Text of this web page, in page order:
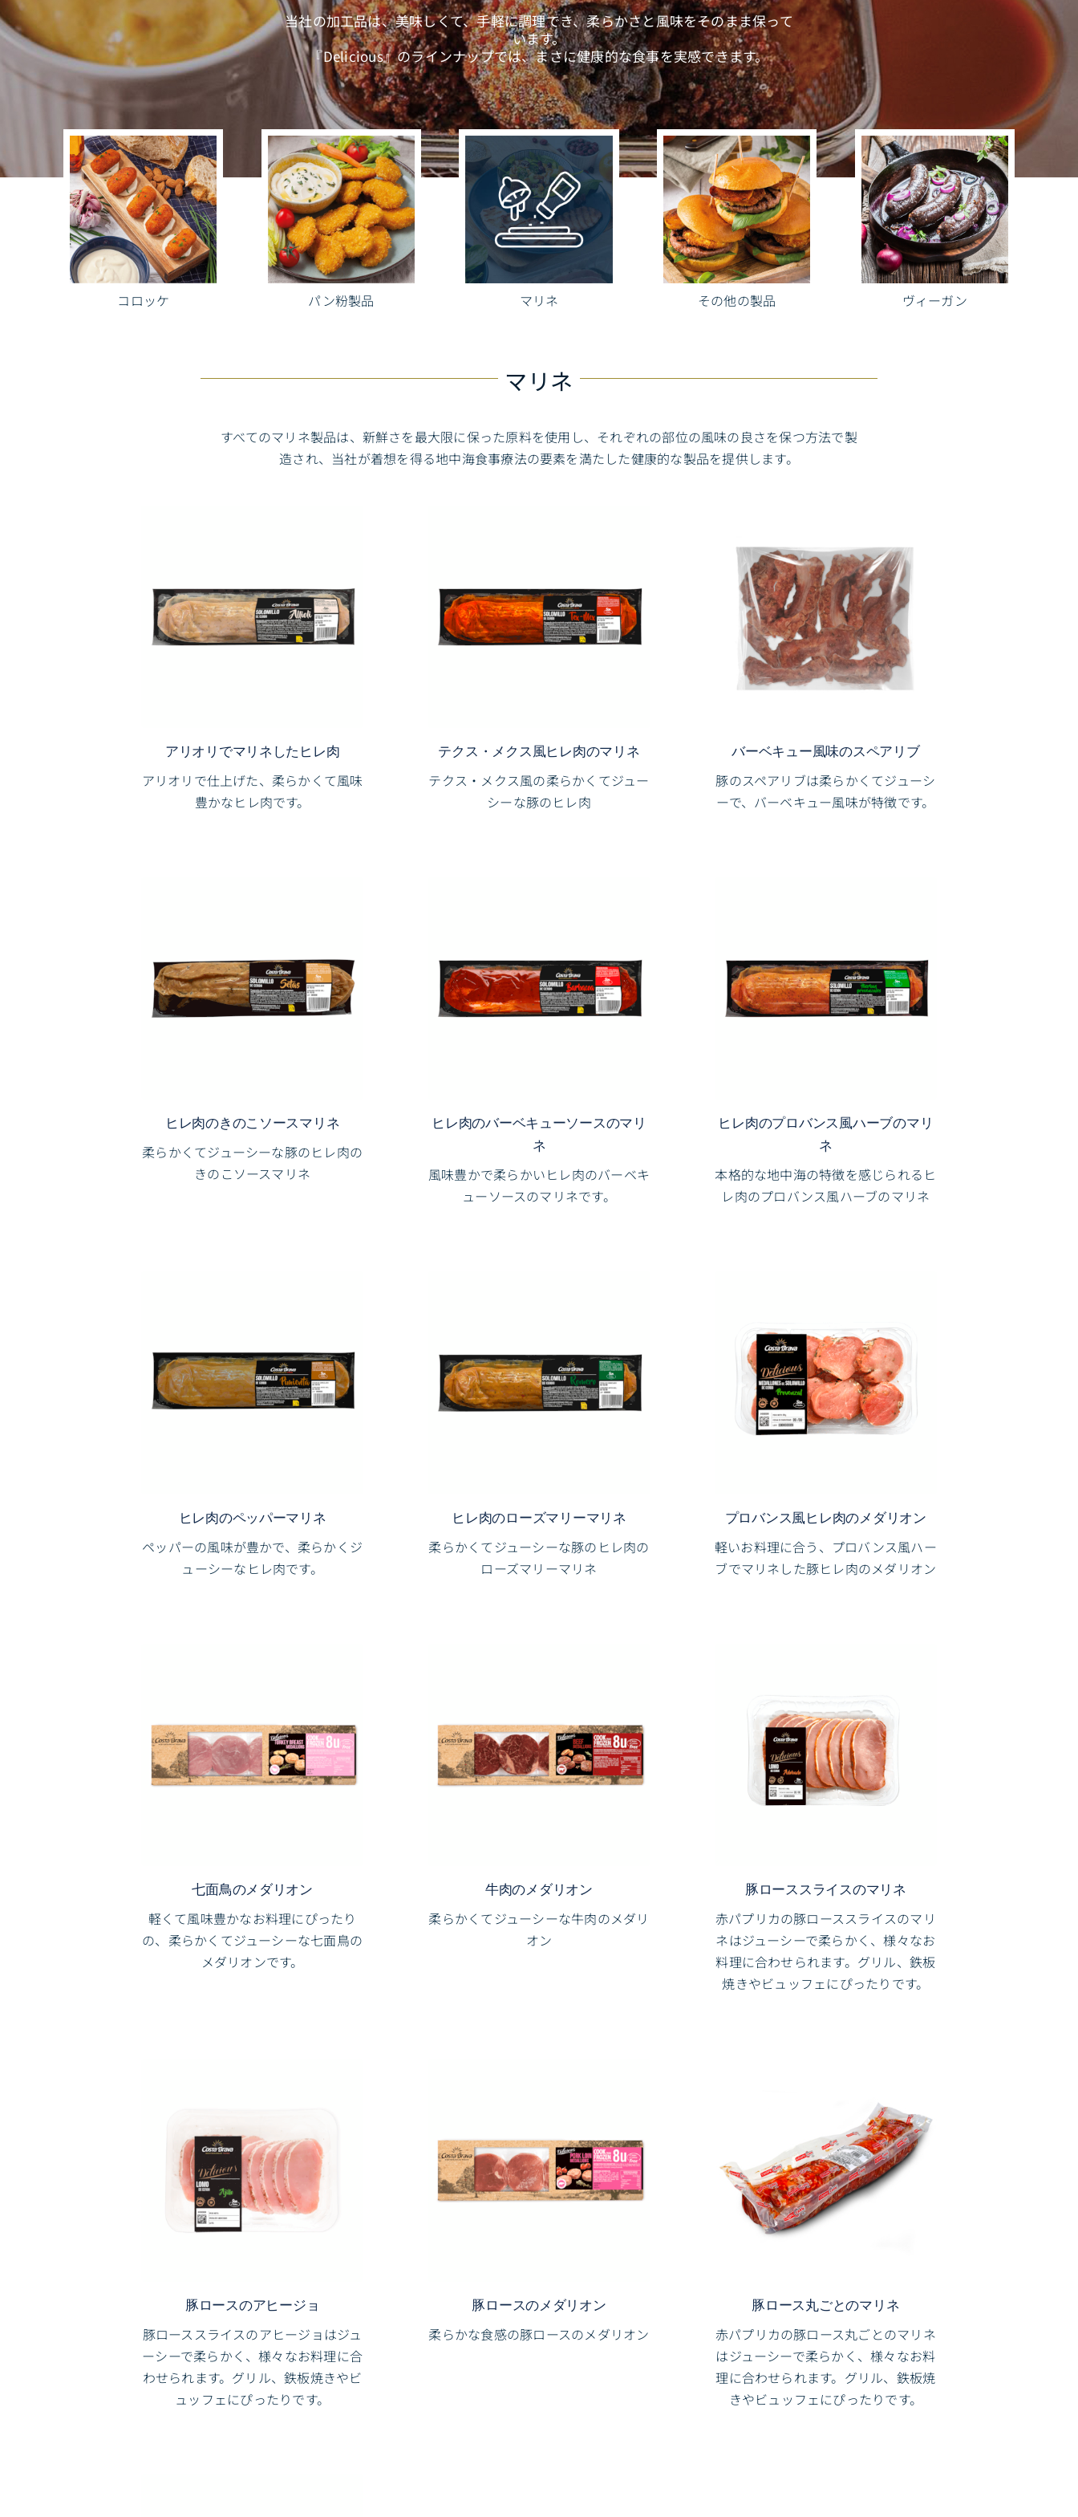
当社の加工品は、美味しくて、手軽に調理でき、柔らかさと風味をそのまま保って
います。
『Delicious』のラインナップでは、まさに健康的な食事を実感できます。
コロッケ パン粉製品 マリネ その他の製品 ヴィーガン
マリネ
すべてのマリネ製品は、新鮮さを最大限に保った原料を使用し、それぞれの部位の風味の良さを保つ方法で製
造され、当社が着想を得る地中海食事療法の要素を満たした健康的な製品を提供します。
アリオリでマリネしたヒレ肉
アリオリで仕上げた、柔らかくて風味
豊かなヒレ肉です。
テクス・メクス風ヒレ肉のマリネ
テクス・メクス風の柔らかくてジュー
シーな豚のヒレ肉
バーベキュー風味のスペアリブ
豚のスペアリブは柔らかくてジューシ
ーで、バーベキュー風味が特徴です。
ヒレ肉のきのこソースマリネ
柔らかくてジューシーな豚のヒレ肉の
きのこソースマリネ
ヒレ肉のバーベキューソースのマリ
ネ
風味豊かで柔らかいヒレ肉のバーベキ
ューソースのマリネです。
ヒレ肉のプロバンス風ハーブのマリ
ネ
本格的な地中海の特徴を感じられるヒ
レ肉のプロバンス風ハーブのマリネ
ヒレ肉のペッパーマリネ
ペッパーの風味が豊かで、柔らかくジ
ューシーなヒレ肉です。
ヒレ肉のローズマリーマリネ
柔らかくてジューシーな豚のヒレ肉の
ローズマリーマリネ
プロバンス風ヒレ肉のメダリオン
軽いお料理に合う、プロバンス風ハー
ブでマリネした豚ヒレ肉のメダリオン
七面鳥のメダリオン
軽くて風味豊かなお料理にぴったり
の、柔らかくてジューシーな七面鳥の
メダリオンです。
牛肉のメダリオン
柔らかくてジューシーな牛肉のメダリ
オン
豚ローススライスのマリネ
赤パプリカの豚ローススライスのマリ
ネはジューシーで柔らかく、様々なお
料理に合わせられます。グリル、鉄板
焼きやビュッフェにぴったりです。
豚ロースのアヒージョ
豚ローススライスのアヒージョはジュ
ーシーで柔らかく、様々なお料理に合
わせられます。グリル、鉄板焼きやビ
ュッフェにぴったりです。
豚ロースのメダリオン
柔らかな食感の豚ロースのメダリオン
豚ロース丸ごとのマリネ
赤パプリカの豚ロース丸ごとのマリネ
はジューシーで柔らかく、様々なお料
理に合わせられます。グリル、鉄板焼
きやビュッフェにぴったりです。